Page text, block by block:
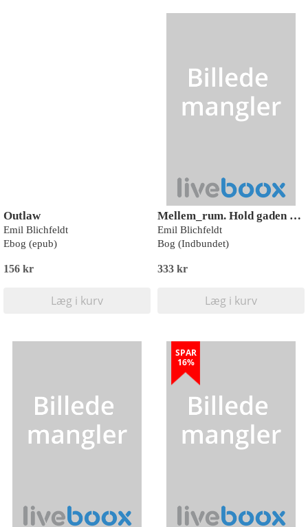
Outlaw
Emil Blichfeldt
Ebog (epub)
156 kr
Læg i kurv
Mellem_rum. Hold gaden eller dø
Emil Blichfeldt
Bog (Indbundet)
333 kr
Læg i kurv
SPAR
16%